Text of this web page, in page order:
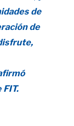
de
de
FIT.